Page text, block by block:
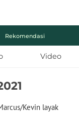
Rekomendasi
Video
Kevin layak